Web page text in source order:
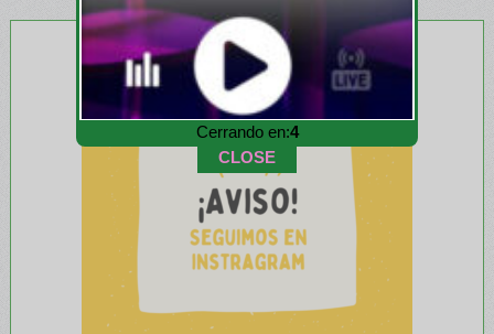
Cerrando en:1
CLOSE